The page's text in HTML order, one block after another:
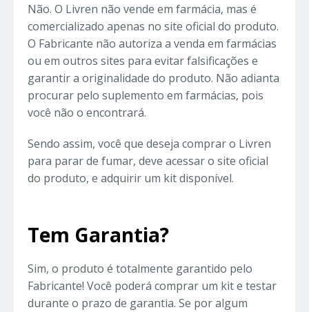
Não. O Livren não vende em farmácia, mas é
comercializado apenas no site oficial do produto.
O Fabricante não autoriza a venda em farmácias
ou em outros sites para evitar falsificações e
garantir a originalidade do produto. Não adianta
procurar pelo suplemento em farmácias, pois
você não o encontrará.
Sendo assim, você que deseja comprar o Livren
para parar de fumar, deve acessar o site oficial
do produto, e adquirir um kit disponível.
Tem Garantia?
Sim, o produto é totalmente garantido pelo
Fabricante! Você poderá comprar um kit e testar
durante o prazo de garantia. Se por algum